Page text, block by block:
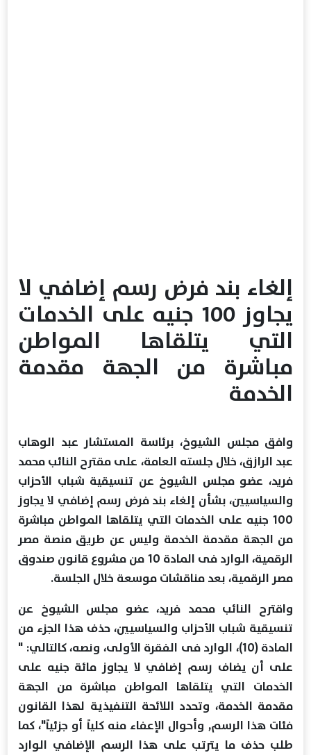
إلغاء بند فرض رسم إضافي لا
يجاوز 100 جنيه على الخدمات
التي يتلقاها المواطن
مباشرة من الجهة مقدمة
الخدمة
وافق مجلس الشيوخ، برئاسة المستشار عبد الوهاب
عبد الرازق، خلال جلسته العامة، على مقترح النائب محمد
فريد، عضو مجلس الشيوخ عن تنسيقية شباب الأحزاب
والسياسيين، بشأن إلغاء بند فرض رسم إضافي لا يجاوز
100 جنيه على الخدمات التي يتلقاها المواطن مباشرة
من الجهة مقدمة الخدمة وليس عن طريق منصة مصر
الرقمية، الوارد فى المادة 10 من مشروع قانون صندوق
مصر الرقمية، بعد مناقشات موسعة خلال الجلسة.
واقترح النائب محمد فريد، عضو مجلس الشيوخ عن
تنسيقية شباب الأحزاب والسياسيين، حذف هذا الجزء من
المادة (10)، الوارد فى الفقرة الأولى، ونصه، كالتالي: "
على أن يضاف رسم إضافي لا يجاوز مائة جنيه على
الخدمات التي يتلقاها المواطن مباشرة من الجهة
مقدمة الخدمة، وتحدد اللائحة التنفيذية لهذا القانون
فئات هذا الرسم, وأحوال الإعفاء منه كلياً أو جزئياً"، كما
طلب حذف ما يترتب على هذا الرسم الإضافي الوارد